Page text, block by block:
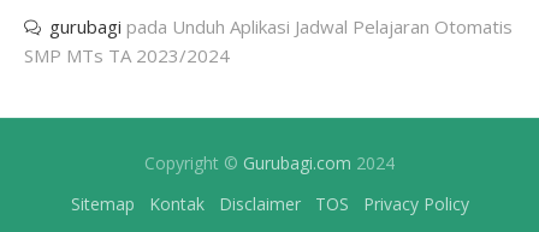
gurubagi pada Unduh Aplikasi Jadwal Pelajaran Otomatis
SMP MTs TA 2023/2024
Copyright © Gurubagi.com 2024
Sitemap
Kontak Disclaimer TOS Privacy Policy